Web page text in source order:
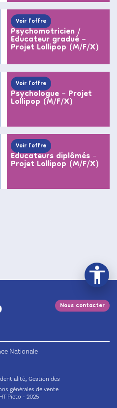
Voir l’offre
Psychomotricien /
Educateur gradué –
Projet Lollipop (M/F/X)
Voir l’offre
Psychologue – Projet
Lollipop (M/F/X)
Voir l’offre
Educateurs diplômés –
Projet Lollipop (M/F/X)
Nous contacter
Nationale
, Gestion des
générales de vente
Picto - 2025